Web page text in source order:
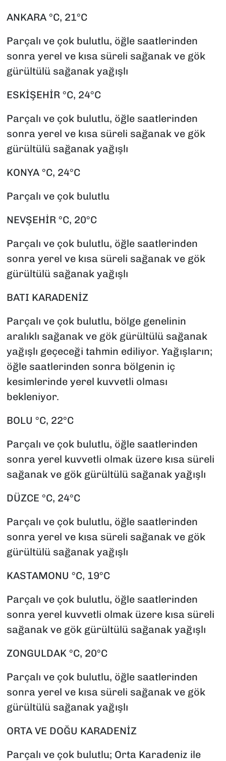
ANKARA °C, 21°C
Parçalı ve çok bulutlu, öğle saatlerinden
sonra yerel ve kısa süreli sağanak ve gök
gürültülü sağanak yağışlı
ESKİŞEHİR °C, 24°C
Parçalı ve çok bulutlu, öğle saatlerinden
sonra yerel ve kısa süreli sağanak ve gök
gürültülü sağanak yağışlı
KONYA °C, 24°C
Parçalı ve çok bulutlu
NEVŞEHİR °C, 20°C
Parçalı ve çok bulutlu, öğle saatlerinden
sonra yerel ve kısa süreli sağanak ve gök
gürültülü sağanak yağışlı
BATI KARADENİZ
Parçalı ve çok bulutlu, bölge genelinin
aralıklı sağanak ve gök gürültülü sağanak
yağışlı geçeceği tahmin ediliyor. Yağışların;
öğle saatlerinden sonra bölgenin iç
kesimlerinde yerel kuvvetli olması
bekleniyor.
BOLU °C, 22°C
Parçalı ve çok bulutlu, öğle saatlerinden
sonra yerel kuvvetli olmak üzere kısa süreli
sağanak ve gök gürültülü sağanak yağışlı
DÜZCE °C, 24°C
Parçalı ve çok bulutlu, öğle saatlerinden
sonra yerel ve kısa süreli sağanak ve gök
gürültülü sağanak yağışlı
KASTAMONU °C, 19°C
Parçalı ve çok bulutlu, öğle saatlerinden
sonra yerel kuvvetli olmak üzere kısa süreli
sağanak ve gök gürültülü sağanak yağışlı
ZONGULDAK °C, 20°C
Parçalı ve çok bulutlu, öğle saatlerinden
sonra yerel ve kısa süreli sağanak ve gök
gürültülü sağanak yağışlı
ORTA VE DOĞU KARADENİZ
Parçalı ve çok bulutlu; Orta Karadeniz ile